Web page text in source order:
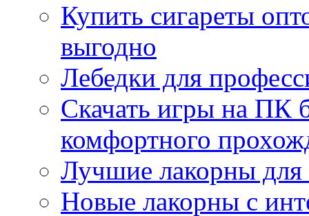
Купить сигареты
выгодно
Лебедки для
Скачать игры на ПК
комфортного
Лучшие лакорны для
Новые лакорны с